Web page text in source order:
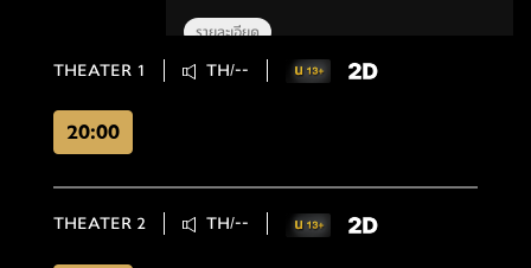
รายละเอียด
THEATER 1 TH/--
20:00
THEATER 2 TH/--